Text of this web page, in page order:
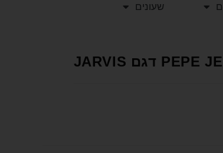
שעונים